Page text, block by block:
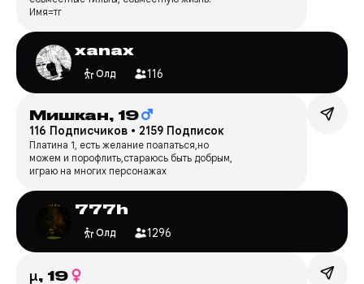
Имя=тг
xanax
Олд 116
Мишкан, 19
116 Подписчиков • 2159 Подписок
Платина 1, есть желание поапаться,но
можем и порофлить,стараюсь быть добрым,
играю на многих персонажах
777h
Олд 1296
μ, 19